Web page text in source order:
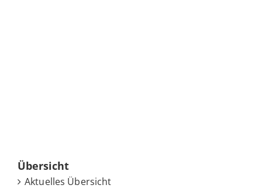
Über­sicht
Ak­tu­el­les Übersicht